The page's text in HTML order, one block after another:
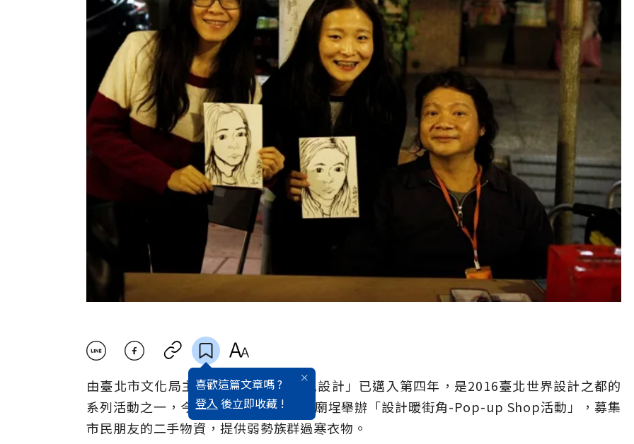
喜歡這篇文章嗎 ?
登入 後立即收藏 !
由臺北市文化局主辦的「臺北街角遇見設計」已邁入第四年，是2016臺北世界設計之都的
系列活動之一，今年特別在艋舺青山宮廟埕舉辦「設計暖街角-Pop-up Shop活動」，募集
市民朋友的二手物資，提供弱勢族群過寒衣物。